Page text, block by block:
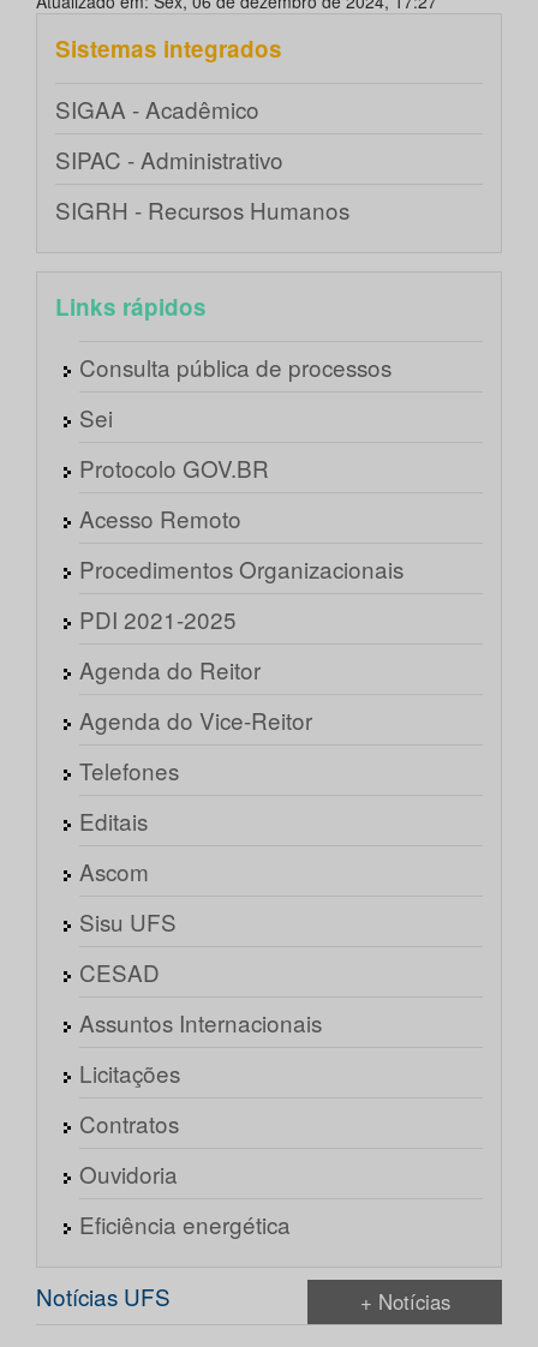
Sistemas integrados
SIGAA - Acadêmico
SIPAC - Administrativo
SIGRH - Recursos Humanos
Links rápidos
Consulta pública de processos
Sei
Protocolo GOV.BR
Acesso Remoto
Procedimentos Organizacionais
PDI 2021-2025
Agenda do Reitor
Agenda do Vice-Reitor
Telefones
Editais
Ascom
Sisu UFS
CESAD
Assuntos Internacionais
Licitações
Contratos
Ouvidoria
Eficiência energética
Notícias UFS + Notícias